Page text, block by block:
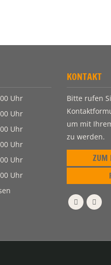
Uhr
Uhr
Uhr
Uhr
Uhr
Uhr
KONTAKT
Bitte rufen
um mit
zu werden.
ZUM